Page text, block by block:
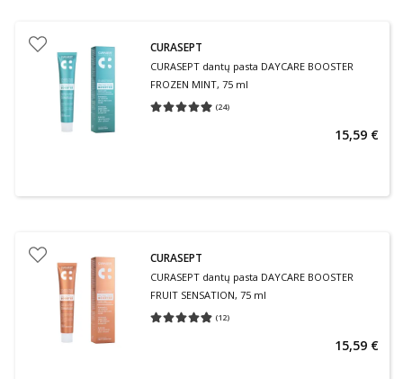
CURASEPT
CURASEPT dantų pasta DAYCARE BOOSTER
FROZEN MINT, 75 ml
(24)
Vidutinis įvertinimas 4.96
15,59 €
CURASEPT
CURASEPT dantų pasta DAYCARE BOOSTER
FRUIT SENSATION, 75 ml
(12)
Vidutinis įvertinimas 4.83
15,59 €